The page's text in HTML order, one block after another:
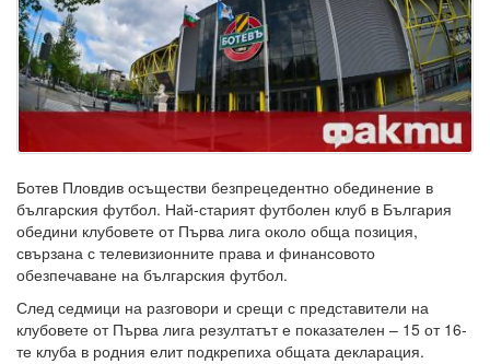
Ботев Пловдив осъществи безпрецедентно обединение в
българския футбол. Най-старият футболен клуб в България
обедини клубовете от Първа лига около обща позиция,
свързана с телевизионните права и финансовото
обезпечаване на българския футбол.
След седмици на разговори и срещи с представители на
клубовете от Първа лига резултатът е показателен – 15 от 16-
те клуба в родния елит подкрепиха общата декларация.